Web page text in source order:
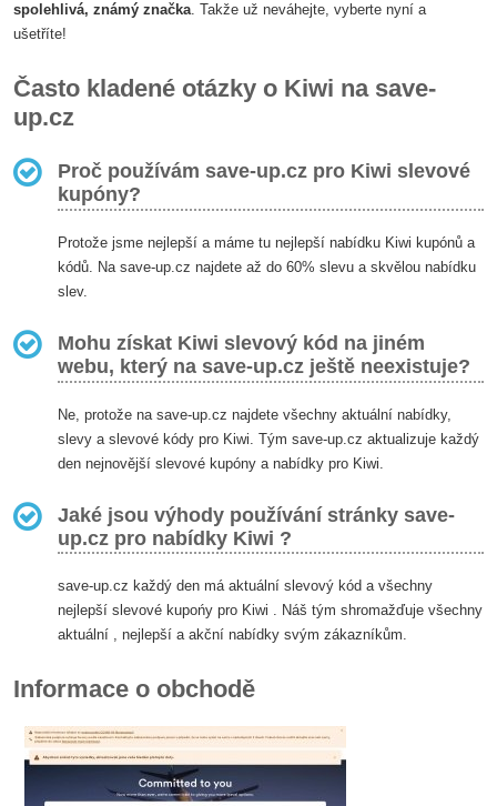
spolehlivá, známý značka. Takže už neváhejte, vyberte nyní a
ušetříte!
Často kladené otázky o Kiwi na save-
up.cz
Proč používám save-up.cz pro Kiwi slevové
kupóny?
Protože jsme nejlepší a máme tu nejlepší nabídku Kiwi kupónů a
kódů. Na save-up.cz najdete až do 60% slevu a skvělou nabídku
slev.
Mohu získat Kiwi slevový kód na jiném
webu, který na save-up.cz ještě neexistuje?
Ne, protože na save-up.cz najdete všechny aktuální nabídky,
slevy a slevové kódy pro Kiwi. Tým save-up.cz aktualizuje každý
den nejnovější slevové kupóny a nabídky pro Kiwi.
Jaké jsou výhody používání stránky save-
up.cz pro nabídky Kiwi ?
save-up.cz každý den má aktuální slevový kód a všechny
nejlepší slevové kupońy pro Kiwi . Náš tým shromažďuje všechny
aktuální , nejlepší a akční nabídky svým zákazníkům.
Informace o obchodě